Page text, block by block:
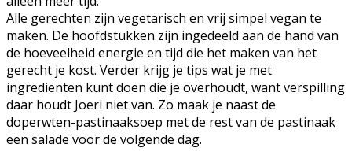
Alle gerechten zijn vegetarisch en vrij simpel vegan te
maken. De hoofdstukken zijn ingedeeld aan de hand van
de hoeveelheid energie en tijd die het maken van het
gerecht je kost. Verder krijg je tips wat je met
ingrediënten kunt doen die je overhoudt, want verspilling
daar houdt Joeri niet van. Zo maak je naast de
doperwten-pastinaaksoep met de rest van de pastinaak
een salade voor de volgende dag.